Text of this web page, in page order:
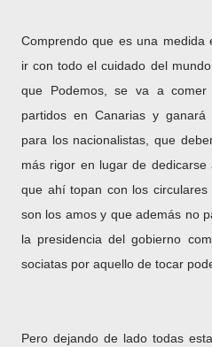
Comprendo que es una medida
ir con todo el cuidado del
que Podemos, se va a
partidos en Canarias y ganará
para los nacionalistas, que
más rigor en lugar de dedicarse
que ahí topan con los
son los amos y que además no
la presidencia del gobierno
sociatas por aquello de tocar
Pero dejando de lado todas